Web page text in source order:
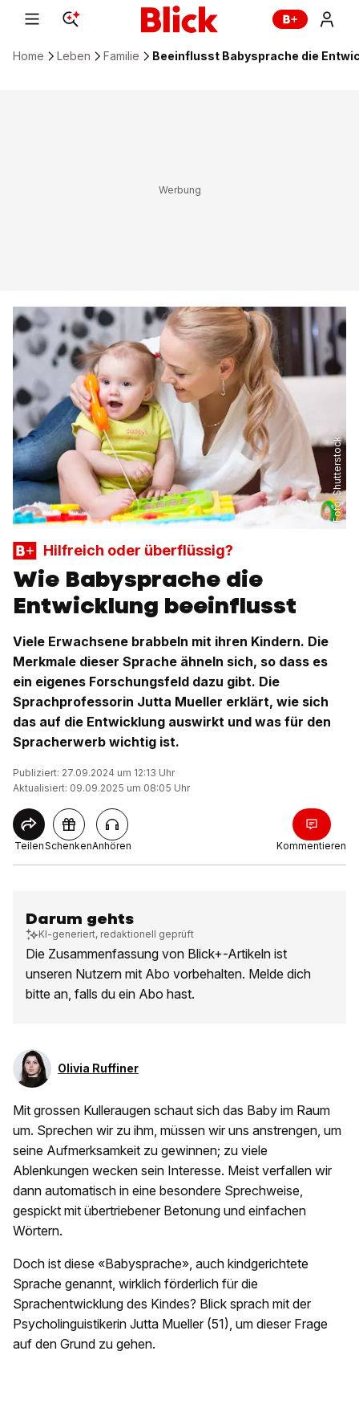
Home Leben Familie Beeinflusst Babysprache die
Foto:
Shutterstock
Hilfreich oder überflüssig?
Wie Babysprache die
Entwicklung beeinflusst
Viele Erwachsene brabbeln mit ihren Kindern. Die
Merkmale dieser Sprache ähneln sich, so dass es
ein eigenes Forschungsfeld dazu gibt. Die
Sprachprofessorin Jutta Mueller erklärt, wie sich
das auf die Entwicklung auswirkt und was für den
Spracherwerb wichtig ist.
Publiziert: 27.09.2024 um 12:13 Uhr
Aktualisiert: 09.09.2025 um 08:05 Uhr
TeilenSchenkenAnhören Kommentieren
Darum gehts
KI-generiert, redaktionell geprüft
Die Zusammenfassung von Blick+-Artikeln ist
unseren Nutzern mit Abo vorbehalten. Melde dich
bitte an, falls du ein Abo hast.
Olivia Ruffiner
Mit grossen Kulleraugen schaut sich das Baby im Raum
um. Sprechen wir zu ihm, müssen wir uns anstrengen, um
seine Aufmerksamkeit zu gewinnen; zu viele
Ablenkungen wecken sein Interesse. Meist verfallen wir
dann automatisch in eine besondere Sprechweise,
gespickt mit übertriebener Betonung und einfachen
Wörtern.
Doch ist diese «Babysprache», auch kindgerichtete
Sprache genannt, wirklich förderlich für die
Sprachentwicklung des Kindes? Blick sprach mit der
Psycholinguistikerin Jutta Mueller (51), um dieser Frage
auf den Grund zu gehen.